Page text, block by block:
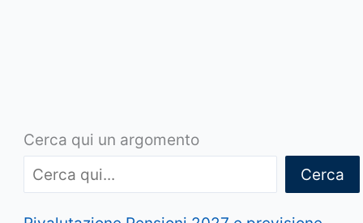
Cerca qui un argomento
Cerca